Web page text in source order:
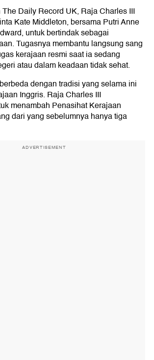
Daily Record UK, Raja Charles III
Kate Middleton, bersama Putri Anne
untuk bertindak sebagai
Tugasnya membantu langsung sang
kerajaan resmi saat ia sedang
atau dalam keadaan tidak sehat.
dengan tradisi yang selama ini
Inggris. Raja Charles III
menambah Penasihat Kerajaan
dari yang sebelumnya hanya tiga
ADVERTISEMENT